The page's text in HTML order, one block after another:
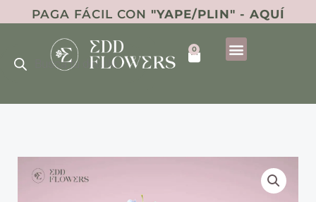
al
contenido
PAGA FÁCIL CON "YAPE/PLIN" - AQUÍ
0
Cart
CORONA
PAZ